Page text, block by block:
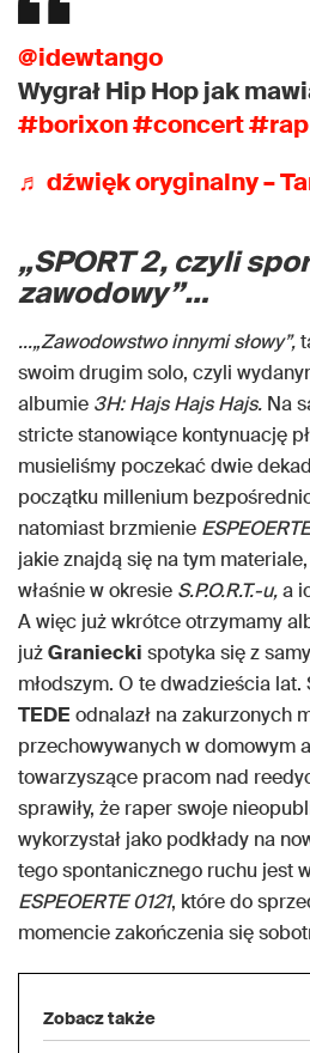
@idewtango
Wygrał Hip Hop jak
#borixon#concert#rap
♬ dźwięk oryginalny –
„SPORT 2, czyli
zawodowy”…
...„Zawodowstwo innymi słowy”,
swoim drugim solo, czyli
albumie 3H: Hajs Hajs Hajs. Na
stricte stanowiące kontynuację
musieliśmy poczekać dwie
początku millenium
natomiast brzmienie
jakie znajdą się na tym
właśnie w okresie S.P.O.R.T.-u,a
A więc już wkrótce otrzymamy
jużGraniecki spotyka się z
młodszym. O te dwadzieścia lat.
TEDE odnalazł na zakurzonych
przechowywanych w domowym
towarzyszące pracom nad
sprawiły, że raper swoje
wykorzystał jako podkłady na
tego spontanicznego ruchu jest
ESPEOERTE 0121, które do
momencie zakończenia się
Zobacz także